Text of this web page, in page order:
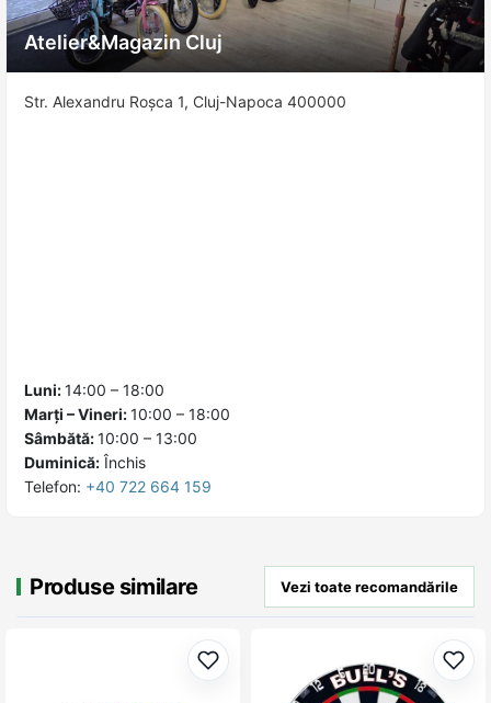
Atelier&Magazin Cluj
Str. Alexandru Roșca 1, Cluj-Napoca 400000
Luni:14:00 – 18:00
Marți – Vineri:10:00 – 18:00
Sâmbătă:10:00 – 13:00
Duminică: Închis
Telefon: +40 722 664 159
Produse similare Vezi toate recomandările
Adaugă la favorite